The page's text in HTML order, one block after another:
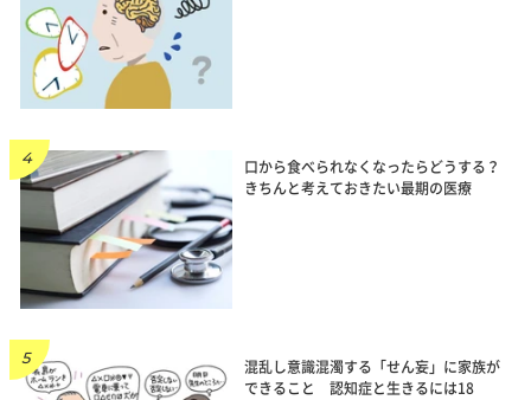
口から食べられなくなったらどうする？
きちんと考えておきたい最期の医療
混乱し意識混濁する「せん妄」に家族が
できること 認知症と生きるには18